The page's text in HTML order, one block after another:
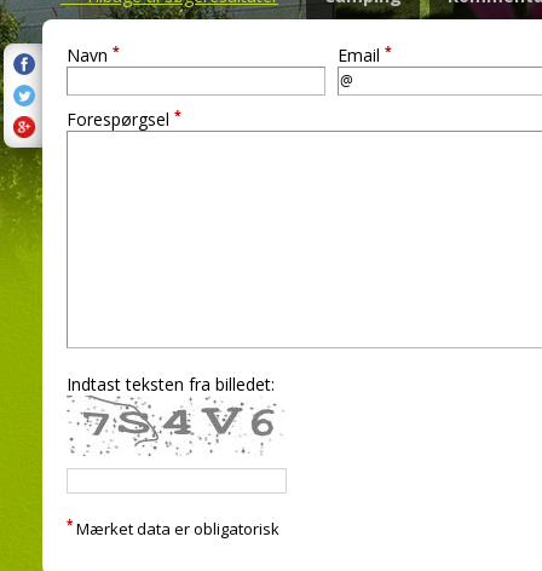
Navn * Email *
Forespørgsel *
Indtast teksten fra billedet:
* Mærket data er obligatorisk